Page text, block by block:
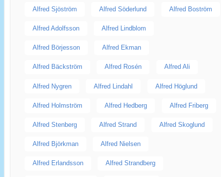
Alfred Sjöström Alfred Söderlund Alfred Boström
Alfred Adolfsson Alfred Lindblom
Alfred Börjesson Alfred Ekman
Alfred Bäckström Alfred Rosén Alfred Ali
Alfred Nygren Alfred Lindahl Alfred Höglund
Alfred Holmström Alfred Hedberg Alfred Friberg
Alfred Stenberg Alfred Strand Alfred Skoglund
Alfred Björkman Alfred Nielsen
Alfred Erlandsson Alfred Strandberg